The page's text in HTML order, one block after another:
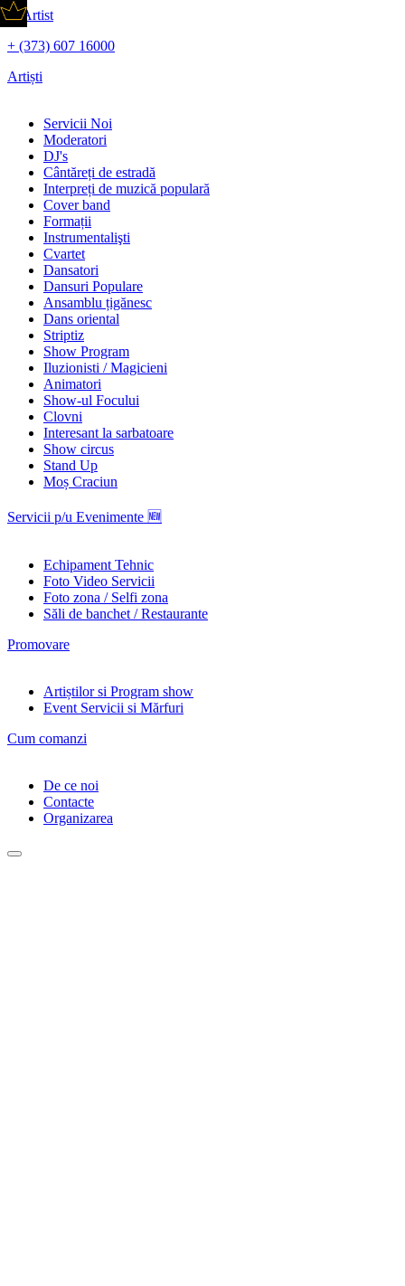
+ (373) 607 16000
Artiști
Servicii Noi
Moderatori
DJ's
Сântăreți de estradă
Interpreți de muzică populară
Сover band
Formații
Instrumentalişti
Cvartet
Dansatori
Dansuri Populare
Ansamblu țigănesc
Dans oriental
Striptiz
Show Program
Iluzionisti / Magicieni
Animatori
Show-ul Focului
Clovni
Interesant la sarbatoare
Show circus
Stand Up
Moș Craciun
Servicii p/u Evenimente 🆕
Echipament Tehnic
Foto Video Servicii
Foto zona / Selfi zona
Săli de banchet / Restaurante
Promovare
Artiștilor si Program show
Event Servicii si Mărfuri
Cum comanzi
De ce noi
Contacte
Organizarea